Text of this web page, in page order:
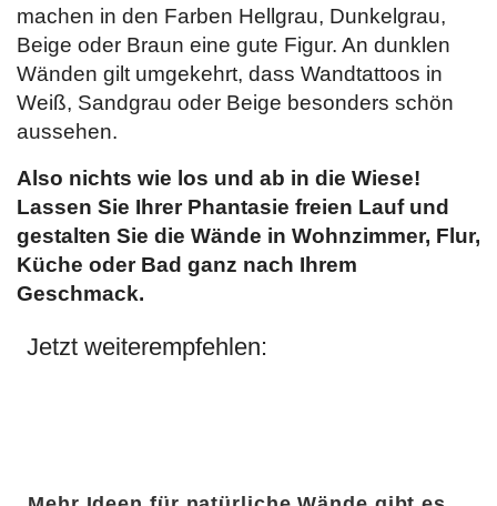
machen in den Farben Hellgrau, Dunkelgrau,
Beige oder Braun eine gute Figur. An dunklen
Wänden gilt umgekehrt, dass Wandtattoos in
Weiß, Sandgrau oder Beige besonders schön
aussehen.
Also nichts wie los und ab in die Wiese!
Lassen Sie Ihrer Phantasie freien Lauf und
gestalten Sie die Wände in Wohnzimmer, Flur,
Küche oder Bad ganz nach Ihrem
Geschmack.
Jetzt weiterempfehlen: